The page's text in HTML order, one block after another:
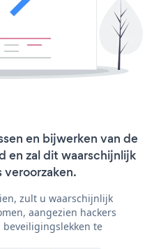
en bijwerken van de
en zal dit waarschijnlijk
zult u waarschijnlijk
aangezien hackers
te